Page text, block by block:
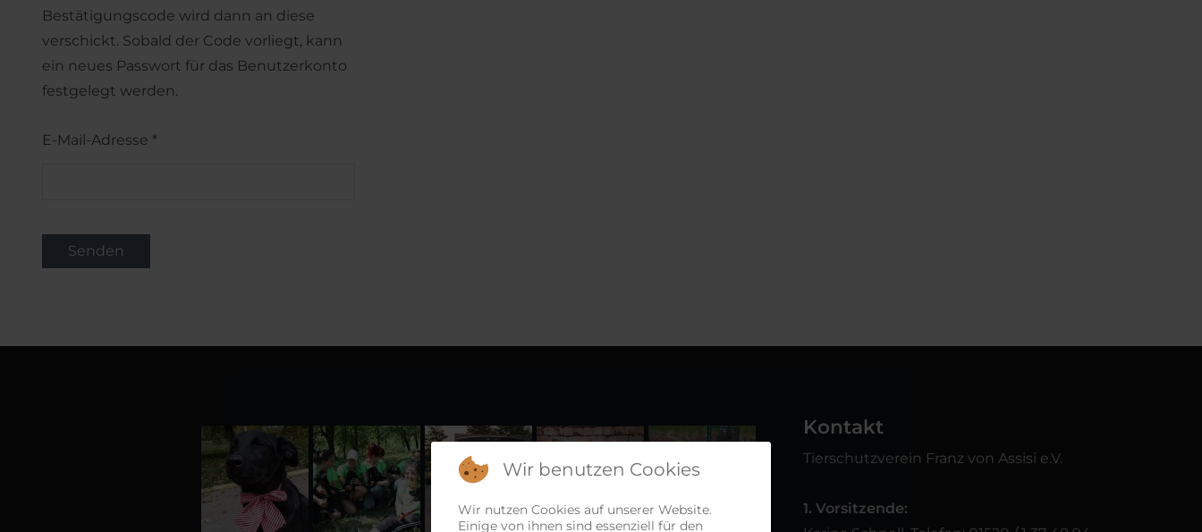
Bestätigungscode wird dann an diese
verschickt. Sobald der Code vorliegt, kann
ein neues Passwort für das Benutzerkonto
festgelegt werden.
E-Mail-Adresse *
Senden
Kontakt
Tierschutzverein Franz von Assisi e.V.
1. Vorsitzende:
Wir benutzen Cookies
Wir nutzen Cookies auf unserer Website.
Einige von ihnen sind essenziell für den